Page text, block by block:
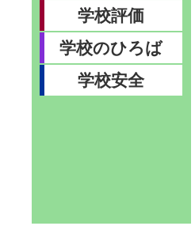
学校評価
学校のひろば
学校安全